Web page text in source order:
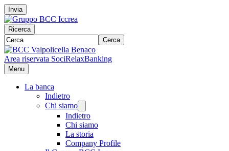
Invia
Ricerca
Cerca
Area riservata SociRelaxBanking
Menu
La banca
Indietro
Chi siamo
Indietro
Chi siamo
La storia
Company Profile